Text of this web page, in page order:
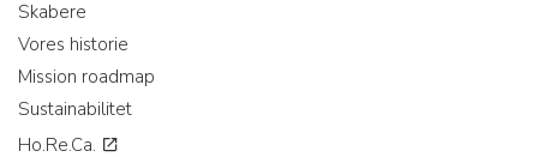
Skabere
Vores historie
Mission roadmap
Sustainabilitet
Ho.Re.Ca.